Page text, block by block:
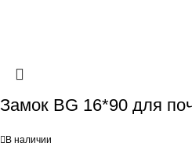
Замок BG 16*90 для
В наличии